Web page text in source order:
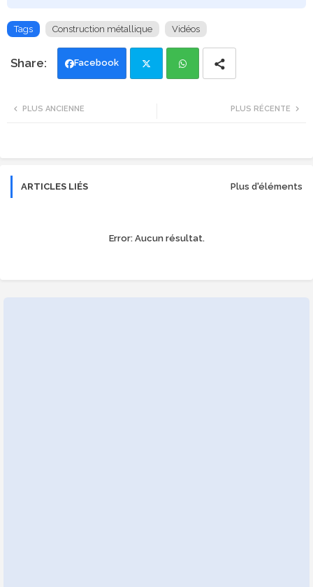
Tags Construction métallique Vidéos
Facebook
PLUS RÉCENTE
PLUS ANCIENNE
ARTICLES LIÉS Plus d'éléments
Error:Aucun résultat.